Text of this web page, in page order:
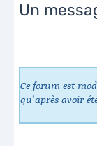
Un
Ce forum est
qu’après avoir